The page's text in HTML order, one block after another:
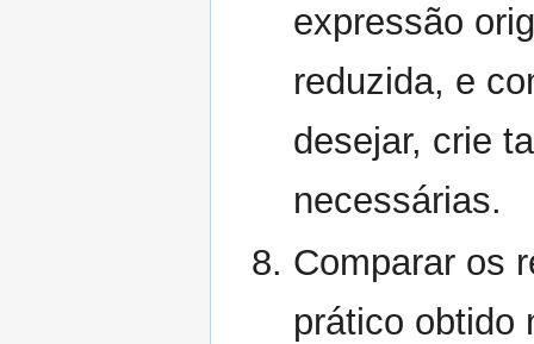
expressão
reduzida, e
desejar, crie
necessárias.
Comparar os
prático obtido